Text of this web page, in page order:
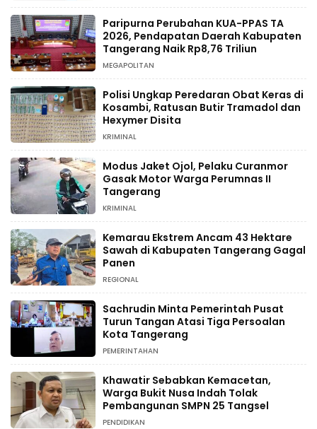
Paripurna Perubahan KUA-PPAS TA
2026, Pendapatan Daerah Kabupaten
Tangerang Naik Rp8,76 Triliun
MEGAPOLITAN
Polisi Ungkap Peredaran Obat Keras di
Kosambi, Ratusan Butir Tramadol dan
Hexymer Disita
KRIMINAL
Modus Jaket Ojol, Pelaku Curanmor
Gasak Motor Warga Perumnas II
Tangerang
KRIMINAL
Kemarau Ekstrem Ancam 43 Hektare
Sawah di Kabupaten Tangerang Gagal
Panen
REGIONAL
Sachrudin Minta Pemerintah Pusat
Turun Tangan Atasi Tiga Persoalan
Kota Tangerang
PEMERINTAHAN
Khawatir Sebabkan Kemacetan,
Warga Bukit Nusa Indah Tolak
Pembangunan SMPN 25 Tangsel
PENDIDIKAN